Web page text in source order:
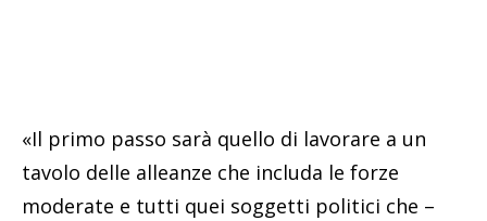
«Il primo passo sarà quello di lavorare a un
tavolo delle alleanze che includa le forze
moderate e tutti quei soggetti politici che –